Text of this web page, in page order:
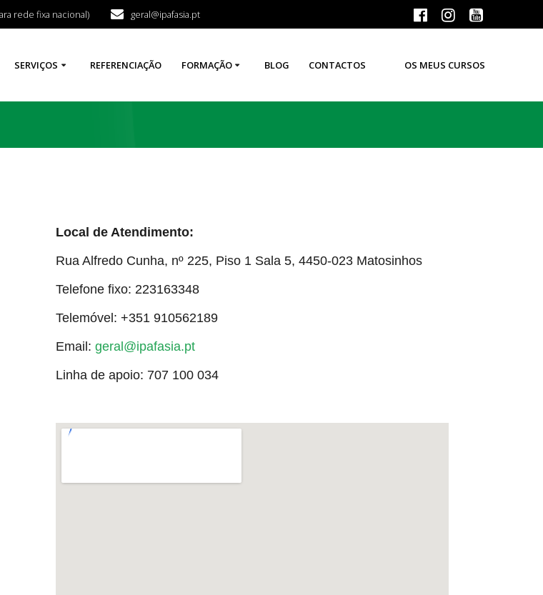
rede fixa nacional) geral@ipafasia.pt
SERVIÇOS REFERENCIAÇÃO FORMAÇÃO BLOG CONTACTOS OS MEUS CURSOS
Local de Atendimento:
Rua Alfredo Cunha, nº 225, Piso 1 Sala 5, 4450-023 Matosinhos
Telefone fixo: 223163348
Telemóvel: +351 910562189
Email:geral@ipafasia.pt
Linha de apoio: 707 100 034